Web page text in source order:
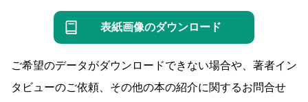
表紙画像のダウンロード
ご希望のデータがダウンロードできない場合や、著者イン
タビューのご依頼、その他の本の紹介に関するお問合せ